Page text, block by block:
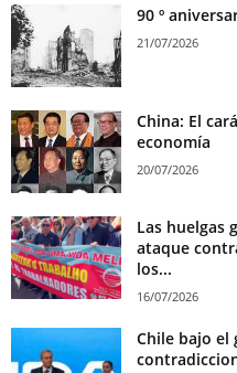
90 º
21/07/2026
China: El
economía
20/07/2026
Las huelgas
ataque
los...
16/07/2026
Chile bajo el